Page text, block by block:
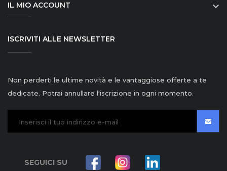
IL MIO ACCOUNT 
ISCRIVITI ALLE NEWSLETTER
Non perderti le ultime novità e le vantaggiose offerte a te
dedicate. Potrai annullare l'iscrizione in ogni momento.
SEGUICI SU